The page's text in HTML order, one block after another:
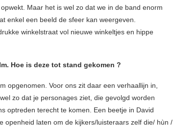
Maar het is wel zo dat we in de band enorm
enkel een beeld de sfeer kan weergeven.
winkelstraat vol nieuwe winkeltjes en hippe
Hoe is deze tot stand gekomen ?
opgenomen. Voor ons zit daar een verhaallijn in,
zo dat je personages ziet, die gevolgd worden
optreden terecht te komen. Een beetje in David
openheid laten om de kijkers/luisteraars zelf die/ hùn /